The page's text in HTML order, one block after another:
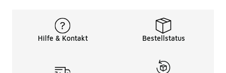
Hilfe & Kontakt Bestellstatus